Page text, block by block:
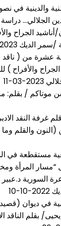
في نصوص
والدينية في
الجلالي… دراسة
الجراح
/سمر الديك 2023-04-09
عشرة من (
والأفراح )
2023-03-11
موتاكم / بقلم:
(النون والقلم
مستقطعة في
المرأة
السورية د.عبير
2022-10-10
في ديوان
بقلم الناقد